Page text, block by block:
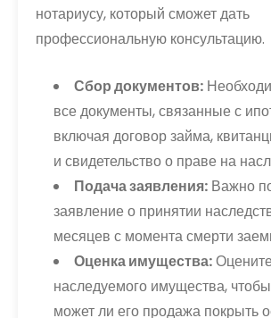
нотариусу, который сможет дать
профессиональную консультацию.
Сбор документов:
все документы, связанные с
включая договор займа,
и свидетельство о праве на
Подача заявления: Важно
заявление о принятии
месяцев с момента смерти
Оценка имущества:
наследуемого имущества,
может ли его продажа покрыть